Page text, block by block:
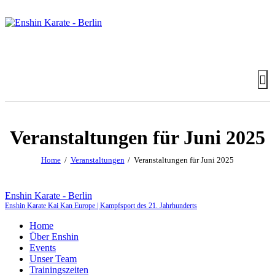
Veranstaltungen für Juni 2025
Home Veranstaltungen Veranstaltungen für Juni 2025
Enshin Karate - Berlin
Enshin Karate Kai Kan Europe | Kampfsport des 21. Jahrhunderts
Home
Über Enshin
Events
Unser Team
Trainingszeiten